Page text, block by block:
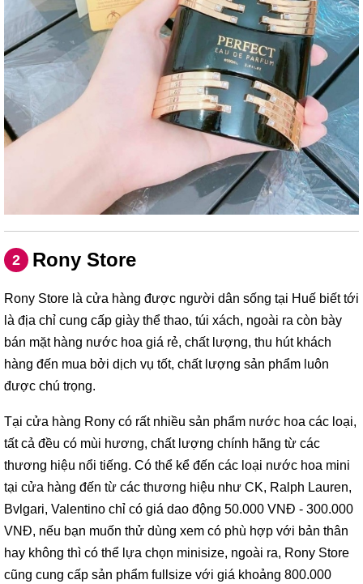
2 Rony Store
Rony Store là cửa hàng được người dân sống tại Huế biết tới
là địa chỉ cung cấp giày thể thao, túi xách, ngoài ra còn bày
bán mặt hàng nước hoa giá rẻ, chất lượng, thu hút khách
hàng đến mua bởi dịch vụ tốt, chất lượng sản phẩm luôn
được chú trọng.
Tại cửa hàng Rony có rất nhiều sản phẩm nước hoa các loại,
tất cả đều có mùi hương, chất lượng chính hãng từ các
thương hiệu nổi tiếng. Có thể kể đến các loại nước hoa mini
tại cửa hàng đến từ các thương hiệu như CK, Ralph Lauren,
Bvlgari, Valentino chỉ có giá dao động 50.000 VNĐ - 300.000
VNĐ, nếu bạn muốn thử dùng xem có phù hợp với bản thân
hay không thì có thể lựa chọn minisize, ngoài ra, Rony Store
cũng cung cấp sản phẩm fullsize với giá khoảng 800.000